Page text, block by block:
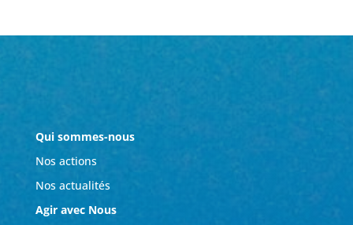
Qui sommes-nous
Nos actions
Nos actualités
Agir avec Nous